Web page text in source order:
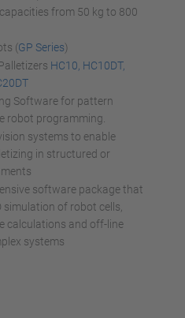
from 50 kg to 800
(GP Series)
HC10, HC10DT,
Software for pattern
robot programming.
systems to enable
in structured or
software package that
of robot cells,
calculations and off-line
systems